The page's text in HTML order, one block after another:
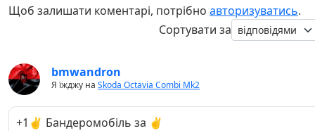
Щоб залишати коментарі, потрібно авторизуватись.
Сортувати за
bmwandron
Я їжджу на Skoda Octavia Combi Mk2
+1✌️ Бандеромобіль за ✌️